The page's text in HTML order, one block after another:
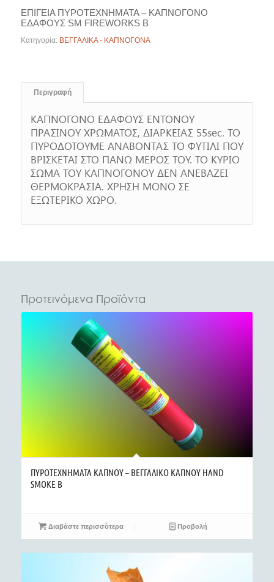
ΕΠΙΓΕΙΑ ΠΥΡΟΤΕΧΝΗΜΑΤΑ – ΚΑΠΝΟΓΟΝΟ
ΕΔΑΦΟΥΣ SM FIREWORKS B
Κατηγορία: ΒΕΓΓΑΛΙΚΑ - ΚΑΠΝΟΓΟΝΑ
Περιγραφή
ΚΑΠΝΟΓΟΝΟ ΕΔΑΦΟΥΣ ΕΝΤΟΝΟΥ
ΠΡΑΣΙΝΟΥ ΧΡΩΜΑΤΟΣ, ΔΙΑΡΚΕΙΑΣ 55sec. ΤΟ
ΠΥΡΟΔΟΤΟΥΜΕ ΑΝΑΒΟΝΤΑΣ ΤΟ ΦΥΤΙΛΙ ΠΟΥ
ΒΡΙΣΚΕΤΑΙ ΣΤΟ ΠΑΝΩ ΜΕΡΟΣ ΤΟΥ. ΤΟ ΚΥΡΙΟ
ΣΩΜΑ ΤΟΥ ΚΑΠΝΟΓΟΝΟΥ ΔΕΝ ΑΝΕΒΑΖΕΙ
ΘΕΡΜΟΚΡΑΣΙΑ. ΧΡΗΣΗ ΜΟΝΟ ΣΕ
ΕΞΩΤΕΡΙΚΟ ΧΩΡΟ.
Προτεινόμενα Προϊόντα
ΠΥΡΟΤΕΧΝΗΜΑΤΑ ΚΑΠΝΟΥ – ΒΕΓΓΑΛΙΚΟ ΚΑΠΝΟΥ HAND
SMOKE B
Διαβάστε περισσότερα Προβολή